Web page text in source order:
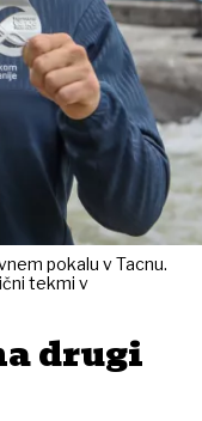
pokalu v Tacnu.
tekmi v
drugi